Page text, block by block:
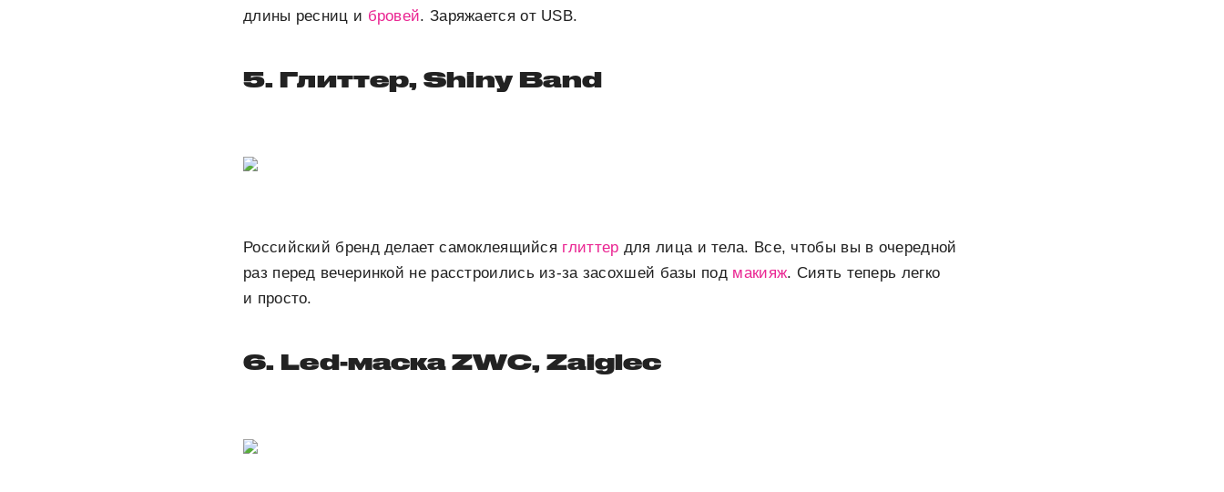
длины ресниц и бровей. Заряжается от USB.
5. Глиттер, Shiny Band
Российский бренд делает самоклеящийся глиттер для лица и тела. Все, чтобы вы в очередной
раз перед вечеринкой не расстроились из-за засохшей базы под макияж. Сиять теперь легко
и просто.
6. Led-маска ZWC, Zaiglес